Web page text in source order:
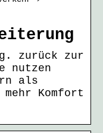
zurück zur
nutzen
als
Komfort